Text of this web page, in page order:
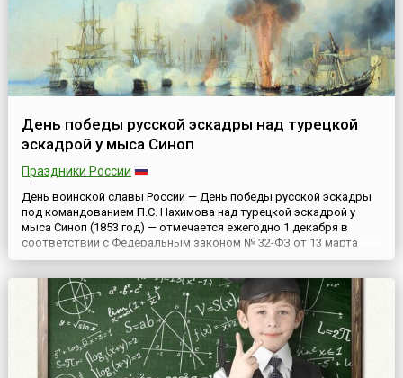
День победы русской эскадры над турецкой
эскадрой у мыса Синоп
Праздники России
День воинской славы России — День победы русской эскадры
под командованием П.C. Нахимова над турецкой эскадрой у
мыса Синоп (1853 год) — отмечается ежегодно 1 декабря в
соответствии с Федеральным законом № 32-ФЗ от 13 марта
1995 года «О днях воинской славы (победных днях)
1853 года, стало одним из крупных сражений Крымской войны,
начин...